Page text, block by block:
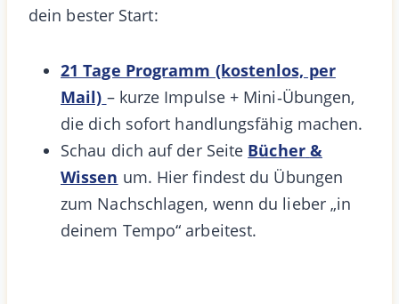
dein bester Start:
21 Tage Programm (kostenlos, per
Mail) – kurze Impulse + Mini‑Übungen,
die dich sofort handlungsfähig machen.
Schau dich auf der Seite Bücher &
Wissen um. Hier findest du Übungen
zum Nachschlagen, wenn du lieber „in
deinem Tempo“ arbeitest.